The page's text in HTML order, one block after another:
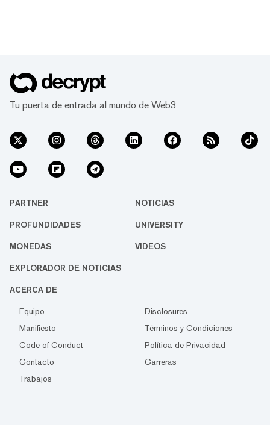
Tu puerta de entrada al mundo de Web3
PARTNER NOTICIAS
PROFUNDIDADES UNIVERSITY
MONEDAS VIDEOS
EXPLORADOR DE NOTICIAS
ACERCA DE
Equipo
Disclosures
Manifiesto
Términos y Condiciones
Code of Conduct
Política de Privacidad
Contacto
Carreras
Trabajos